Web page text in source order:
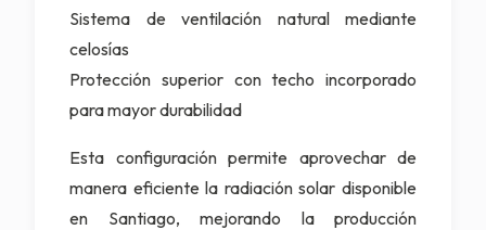
Sistema de ventilación natural mediante
celosías
Protección superior con techo incorporado
para mayor durabilidad
Esta configuración permite aprovechar de
manera eficiente la radiación solar disponible
en Santiago, mejorando la producción